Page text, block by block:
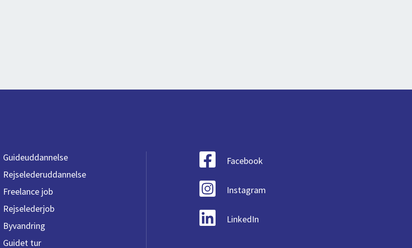
Guideuddannelse
Rejselederuddannelse
Freelance job
Rejselederjob
Byvandring
Guidet tur
Facebook
Instagram
LinkedIn